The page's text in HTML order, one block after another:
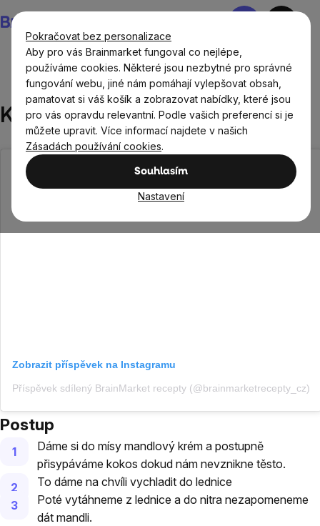
Pokračovat bez personalizace
Aby pro vás Brainmarket fungoval co nejlépe,
používáme cookies. Některé jsou nezbytné pro správné
fungování webu, jiné nám pomáhají vylepšovat obsah,
pamatovat si váš košík a zobrazovat nabídky, které jsou
pro vás opravdu relevantní. Podle vašich preferencí si je
můžete upravit. Více informací najdete v našich
Zásadách používání cookies.
Souhlasím
Nastavení
na
obsah
Nákupní
Recepty Sladké recepty Kokosové kuličky
Kokosové kuličky
Zobrazit příspěvek na Instagramu
Příspěvek sdílený BrainMarket recepty (@brainmarketrecepty_cz)
Postup
Dáme si do mísy mandlový krém a postupně
přisypáváme kokos dokud nám nevznikne těsto.
To dáme na chvíli vychladit do lednice
Poté vytáhneme z lednice a do nitra nezapomeneme
dát mandli.